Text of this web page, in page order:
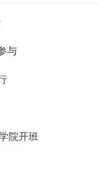
与
院开班